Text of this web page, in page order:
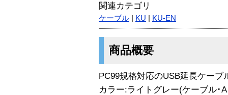
関連カテゴリ
ケーブル KU KU-EN
商品概要
PC99規格対応のUSB延長ケーブ
カラー:ライトグレー(ケーブル･